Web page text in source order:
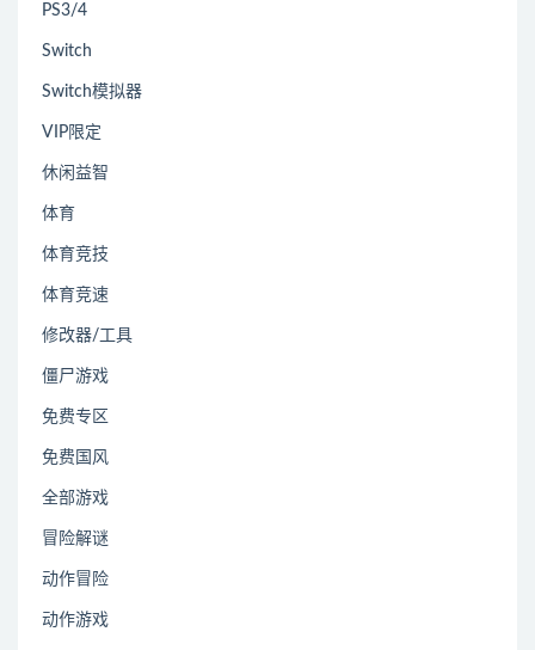
PS3/4
Switch
Switch模拟器
VIP限定
休闲益智
体育
体育竞技
体育竞速
修改器/工具
僵尸游戏
免费专区
免费国风
全部游戏
冒险解谜
动作冒险
动作游戏